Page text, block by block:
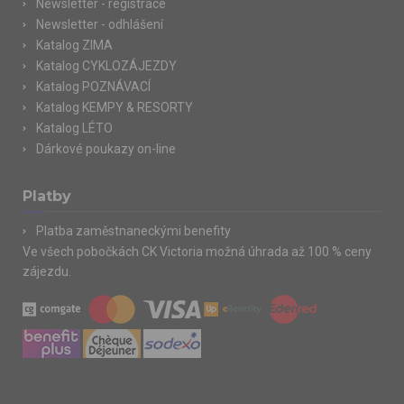
Newsletter - registrace
Newsletter - odhlášení
Katalog ZIMA
Katalog CYKLOZÁJEZDY
Katalog POZNÁVACÍ
Katalog KEMPY & RESORTY
Katalog LÉTO
Dárkové poukazy on-line
Platby
Platba zaměstnaneckými benefity
Ve všech pobočkách CK Victoria možná úhrada až 100 % ceny
zájezdu.